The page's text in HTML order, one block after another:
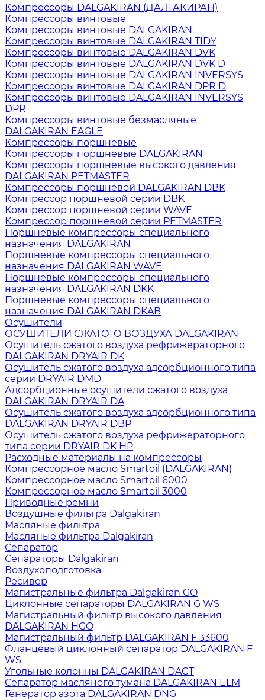
Компрессоры DALGAKIRAN (ДАЛГАКИРАН)
Компрессоры винтовые
Компрессоры винтовые DALGAKIRAN
Компрессоры винтовые DALGAKIRAN TIDY
Компрессоры винтовые DALGAKIRAN DVK
Компрессоры винтовые DALGAKIRAN DVK D
Компрессоры винтовые DALGAKIRAN INVERSYS
Компрессоры винтовые DALGAKIRAN DPR D
Компрессоры винтовые DALGAKIRAN INVERSYS
DPR
Компрессоры винтовые безмасляные
DALGAKIRAN EAGLE
Компрессоры поршневые
Компрессоры поршневые DALGAKIRAN
Компрессоры поршневые высокого давления
DALGAKIRAN PETMASTER
Компрессоры поршневой DALGAKIRAN DBK
Компрессор поршневой серии DBK
Компрессор поршневой серии WAVE
Компрессор поршневой серии PETMASTER
Поршневые компрессоры специального
назначения DALGAKIRAN
Поршневые компрессоры специального
назначения DALGAKIRAN WAVE
Поршневые компрессоры специального
назначения DALGAKIRAN DKK
Поршневые компрессоры специального
назначения DALGAKIRAN DKAB
Осушители
ОСУШИТЕЛИ СЖАТОГО ВОЗДУХА DALGAKIRAN
Осушитель сжатого воздуха рефрижераторного
DALGAKIRAN DRYAIR DK
Осушитель сжатого воздуха адсорбционного типа
серии DRYAIR DMD
Адсорбционные осушители сжатого воздуха
DALGAKIRAN DRYAIR DA
Осушитель сжатого воздуха адсорбционного типа
DALGAKIRAN DRYAIR DBP
Осушитель сжатого воздуха рефрижераторного
типа cерии DRYAIR DK HP
Расходные материалы на компрессоры
Компрессорное масло Smartoil (DALGAKIRAN)
Компрессорное масло Smartoil 6000
Компрессорное масло Smartoil 3000
Приводные ремни
Воздушные фильтра Dalgakiran
Масляные фильтра
Масляные фильтра Dalgakiran
Сепаратор
Сепараторы Dalgakiran
Воздухоподготовка
Ресивер
Магистральные фильтра Dalgakiran GO
Циклонные сепараторы DALGAKIRAN G WS
Магистральный фильтр высокого давления
DALGAKIRAN HGO
Магистральный фильтр DALGAKIRAN F 33600
Фланцевый циклонный сепаратор DALGAKIRAN F
WS
Угольные колонны DALGAKIRAN DACT
Сепаратор масляного тумана DALGAKIRAN ELM
Генератор азота DALGAKIRAN DNG